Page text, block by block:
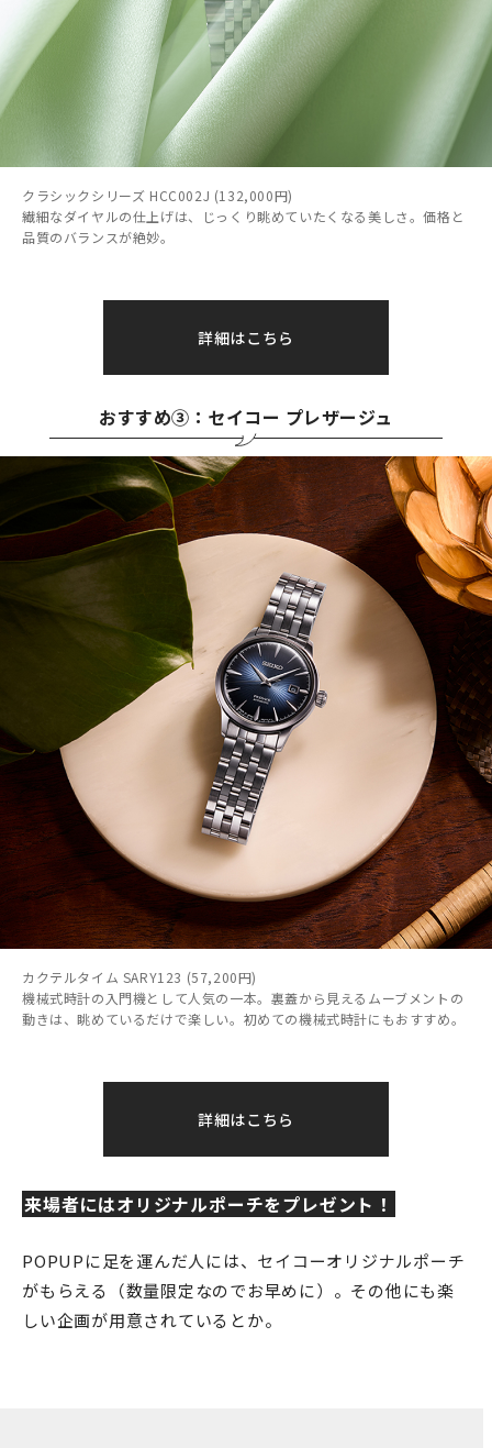
クラシックシリーズ HCC002J (132,000円)
繊細なダイヤルの仕上げは、じっくり眺めていたくなる美しさ。価格と
品質のバランスが絶妙。
詳細はこちら
おすすめ③：セイコー プレザージュ
カクテルタイム SARY123 (57,200円)
機械式時計の入門機として人気の一本。裏蓋から見えるムーブメントの
動きは、眺めているだけで楽しい。初めての機械式時計にもおすすめ。
詳細はこちら
来場者にはオリジナルポーチをプレゼント！
POPUPに足を運んだ人には、セイコーオリジナルポーチ
がもらえる（数量限定なのでお早めに）。その他にも楽
しい企画が用意されているとか。